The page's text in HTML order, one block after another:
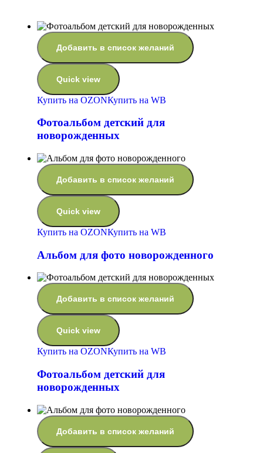
Добавить в список желаний
Quick view
Купить на OZONКупить на WB
Фотоальбом детский для
новорожденных
Добавить в список желаний
Quick view
Купить на OZONКупить на WB
Альбом для фото новорожденного
Добавить в список желаний
Quick view
Купить на OZONКупить на WB
Фотоальбом детский для
новорожденных
Добавить в список желаний